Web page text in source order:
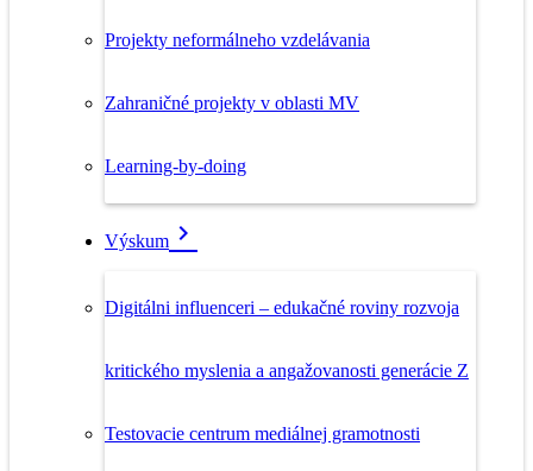
Projekty neformálneho vzdelávania
Zahraničné projekty v oblasti MV
Learning-by-doing
Výskum
Digitálni influenceri – edukačné roviny rozvoja
kritického myslenia a angažovanosti generácie Z
Testovacie centrum mediálnej gramotnosti